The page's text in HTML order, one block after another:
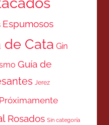
Espumosos
de Cata Gin
Guía de
Jerez
Próximamente
Rosados Sin categoría